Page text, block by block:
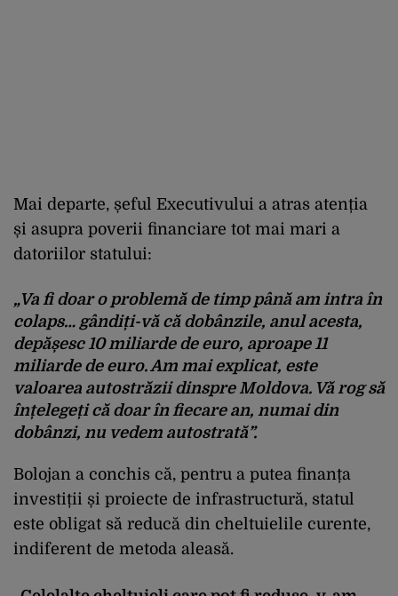
Mai departe, șeful Executivului a atras atenția
și asupra poverii financiare tot mai mari a
datoriilor statului:
„Va fi doar o problemă de timp până am intra în
colaps… gândiți-vă că dobânzile, anul acesta,
depășesc 10 miliarde de euro, aproape 11
miliarde de euro. Am mai explicat, este
valoarea autostrăzii dinspre Moldova. Vă rog să
înțelegeți că doar în fiecare an, numai din
dobânzi, nu vedem autostrată”.
Bolojan a conchis că, pentru a putea finanța
investiții și proiecte de infrastructură, statul
este obligat să reducă din cheltuielile curente,
indiferent de metoda aleasă.